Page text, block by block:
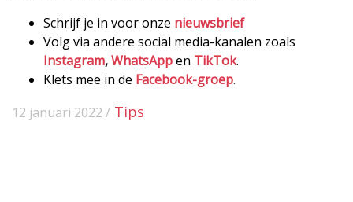
Schrijf je in voor onze nieuwsbrief
Volg via andere social media-kanalen zoals
Instagram,WhatsAppen TikTok.
Klets mee in de Facebook-groep.
12 januari 2022 / Tips